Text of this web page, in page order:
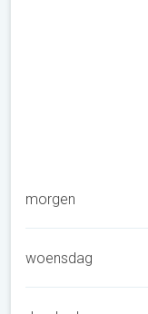
morgen
woensdag